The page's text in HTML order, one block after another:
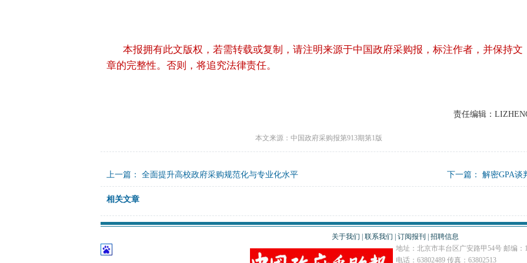
本报拥有此文版权，若需转载或复制，请注明来源于中国政府采购报，标注作者，并保持文
章的完整性。否则，将追究法律责任。
责任编辑：
本文来源：中国政府采购报第913期第1版
下一篇： 解密GPA谈
上一篇： 全面提升高校政府采购规范化与专业化水平
相关文章
关于我们 联系我们 订阅报刊
招聘信息
地址：北京市丰台区广安路甲54号 邮编：
电话：63802489 传真：63802513